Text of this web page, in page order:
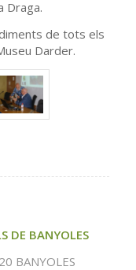
Draga.
de tots els
Darder.
DE BANYOLES
BANYOLES